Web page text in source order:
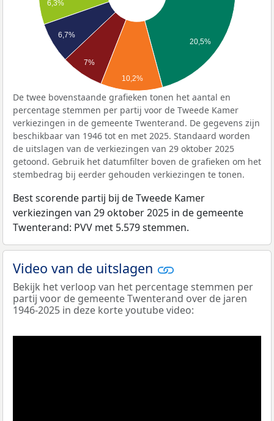
20,5%
6,3%
6,7%
7%
10,2%
De twee bovenstaande grafieken tonen het aantal en
percentage stemmen per partij voor de Tweede Kamer
verkiezingen in de gemeente Twenterand. De gegevens zijn
beschikbaar van 1946 tot en met 2025. Standaard worden
de uitslagen van de verkiezingen van 29 oktober 2025
getoond. Gebruik het datumfilter boven de grafieken om het
stembedrag bij eerder gehouden verkiezingen te tonen.
Best scorende partij bij de Tweede Kamer
verkiezingen van 29 oktober 2025 in de gemeente
Twenterand: PVV met 5.579 stemmen.
Video van de uitslagen
Bekijk het verloop van het percentage stemmen per
partij voor de gemeente Twenterand over de jaren
1946-2025 in deze korte youtube video: